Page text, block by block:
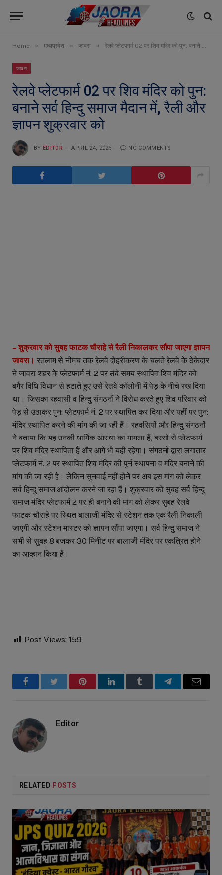
Home » मध्यप्रदेश » जावरा » रेलवे प्लेटफार्म 02 पर शिव मंदिर को पुन: बनाने सर्व हिन्दु समाज मैदान में, रैली और ज्ञापन शुक्रवार को
जावरा
रेलवे प्लेटफार्म 02 पर शिव मंदिर को पुन:
बनाने सर्व हिन्दु समाज मैदान में, रैली और
ज्ञापन शुक्रवार को
BY EDITOR APRIL 24, 2025 NO COMMENTS
– शुक्रवार को सुबह फाटक चौराहे से रैली निकालकर सौंपा जाएगा ज्ञापन
जावरा। रतलाम से नीमच तक रेलवे दोहरीकरण के चलते रेलवे के ठेकेदार
ने जावरा शहर के प्लेटफार्म नं. 2 पर लंबे समय स्थापित शिव मंदिर को
बगैर विधि विधान से हटाते हुए उसे रेलवे कॉलोनी में पेड़ के नीचे रख दिया
था। जिसका रहवासी व हिन्दु संगठनों ने विरोध करते हुए शिव परिवार को
पेड़ से उठाकर पुन: प्लेटफार्म नं. 2 पर स्थापित कर दिया और यहीं पर पुन:
मंदिर स्थापित करने की मांग की जा रही हैं। रहवसियों और हिन्दु संगठनों
ने बताया कि यह उनकी धार्मिक आस्था का मामला हैं, बरसो से प्लेटफार्म
पर शिव मंदिर स्थापिता हैं और आगे भी यही रहेगा। संगठनों द्वारा लगातार
प्लेटफार्म नं. 2 पर स्थापित शिव मंदिर की पुर्न स्थापना व मंदिर बनाने की
मांग की जा रही हैं। लेकिन सुनवाई नहीं होने पर अब इस मांग को लेकर
सर्व हिन्दु समाज आंदोलन करने जा रहा हैं। शुक्रवार को सुबह सर्व हिन्दु
समाज मंदिर प्लेटफार्म 2 पर ही बनाने की मांग को लेकर सुबह रेलवे
फाटक चौराहे पर स्थित बालाजी मंदिर से स्टेशन तक एक रैली निकाली
जाएगी और स्टेशन मास्टर को ज्ञापन सौंपा जाएगा। सर्व हिन्दु समाज ने
सभी से सुबह 8 बजकर 30 मिनीट पर बालाजी मंदिर पर एकत्रित होने
का आव्हान किया हैं।
Post Views: 159
FacebookTwitter PinterestLinkedInTumblr TelegramEmail
Editor
RELATED POSTS